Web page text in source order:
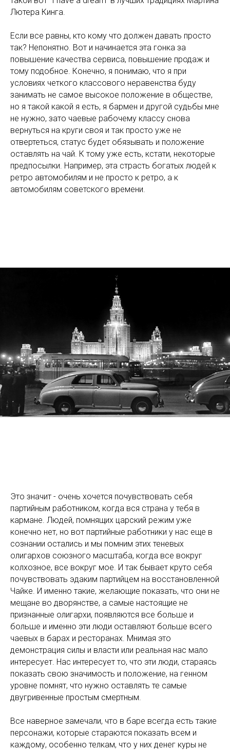
Лютера Кинга.
Если все равны, кто кому что должен давать просто
так? Непонятно. Вот и начинается эта гонка за
повышение качества сервиса, повышение продаж и
тому подобное. Конечно, я понимаю, что я при
условиях четкого классового неравенства буду
занимать не самое высокое положение в обществе,
но я такой какой я есть, я бармен и другой судьбы мне
не нужно, зато чаевые рабочему классу снова
вернуться на круги своя и так просто уже не
отвертеться, статус будет обязывать и положение
оставлять на чай. К тому уже есть, кстати, некоторые
предпосылки. Например, эта страсть богатых людей к
ретро автомобилям и не просто к ретро, а к
автомобилям советского времени.
Это значит - очень хочется почувствовать себя
партийным работником, когда вся страна у тебя в
кармане. Людей, помнящих царский режим уже
конечно нет, но вот партийные работники у нас еще в
сознании остались и мы помним этих теневых
олигархов союзного масштаба, когда все вокруг
колхозное, все вокруг мое. И так бывает круто себя
почувствовать эдаким партийцем на восстановленной
Чайке. И именно такие, желающие показать, что они не
мещане во дворянстве, а самые настоящие не
признанные олигархи, появляются все больше и
больше и именно эти люди оставляют больше всего
чаевых в барах и ресторанах. Мнимая это
демонстрация силы и власти или реальная нас мало
интересует. Нас интересует то, что эти люди, стараясь
показать свою значимость и положение, на генном
уровне помнят, что нужно оставлять те самые
двугривенные простым смертным.
Все наверное замечали, что в баре всегда есть такие
персонажи, которые стараются показать всем и
каждому, особенно телкам, что у них денег куры не